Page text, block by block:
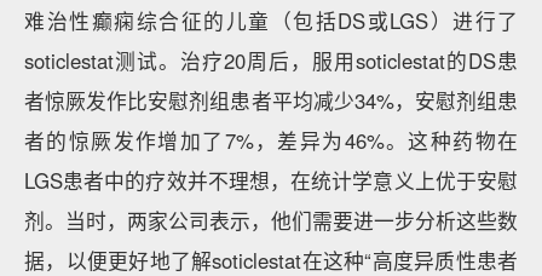
难治性癫痫综合征的儿童（包括DS或LGS）进行了
soticlestat测试。治疗20周后，服用soticlestat的DS患
者惊厥发作比安慰剂组患者平均减少34%，安慰剂组患
者的惊厥发作增加了7%，差异为46%。这种药物在
LGS患者中的疗效并不理想，在统计学意义上优于安慰
剂。当时，两家公司表示，他们需要进一步分析这些数
据，以便更好地了解soticlestat在这种“高度异质性患者